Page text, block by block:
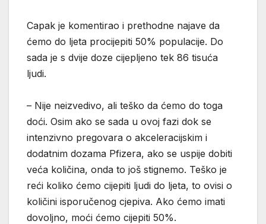
Capak je komentirao i prethodne najave da
ćemo do ljeta procijepiti 50% populacije. Do
sada je s dvije doze cijepljeno tek 86 tisuća
ljudi.
– Nije neizvedivo, ali teško da ćemo do toga
doći. Osim ako se sada u ovoj fazi dok se
intenzivno pregovara o akceleracijskim i
dodatnim dozama Pfizera, ako se uspije dobiti
veća količina, onda to još stignemo. Teško je
reći koliko ćemo cijepiti ljudi do ljeta, to ovisi o
količini isporučenog cjepiva. Ako ćemo imati
dovoljno, moći ćemo cijepiti 50%.